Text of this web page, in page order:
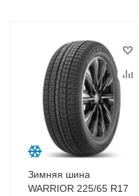
Зимняя шина
WARRIOR 225/65 R17